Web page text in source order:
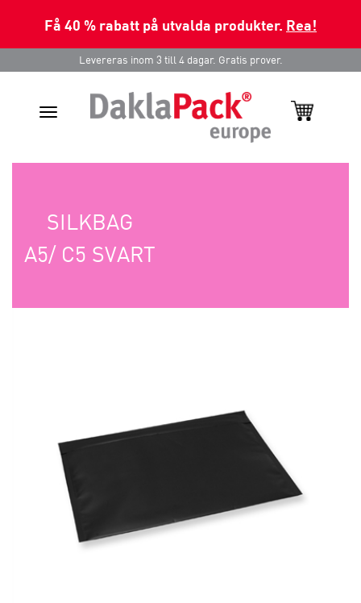
Få 40 % rabatt på utvalda produkter. Rea!
Levereras inom 3 till 4 dagar. Gratis prover.
Toggle
SILKBAG
A5/ C5 SVART